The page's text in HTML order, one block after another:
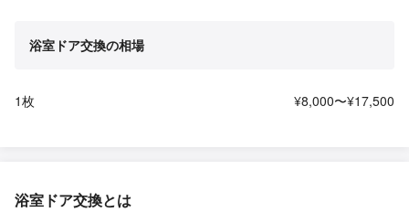
浴室ドア交換の相場
1枚 ¥8,000〜¥17,500
浴室ドア交換とは